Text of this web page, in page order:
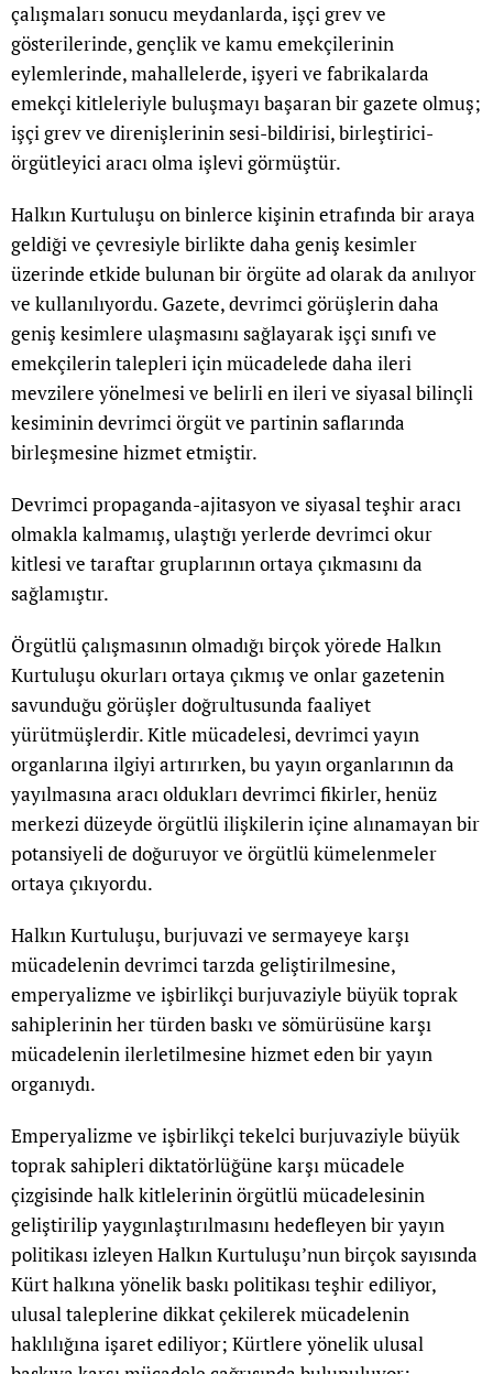
çalışmaları sonucu meydanlarda, işçi grev ve
gösterilerinde, gençlik ve kamu emekçilerinin
eylemlerinde, mahallelerde, işyeri ve fabrikalarda
emekçi kitleleriyle buluşmayı başaran bir gazete olmuş;
işçi grev ve direnişlerinin sesi-bildirisi, birleştirici-
örgütleyici aracı olma işlevi görmüştür.
Halkın Kurtuluşu on binlerce kişinin etrafında bir araya
geldiği ve çevresiyle birlikte daha geniş kesimler
üzerinde etkide bulunan bir örgüte ad olarak da anılıyor
ve kullanılıyordu. Gazete, devrimci görüşlerin daha
geniş kesimlere ulaşmasını sağlayarak işçi sınıfı ve
emekçilerin talepleri için mücadelede daha ileri
mevzilere yönelmesi ve belirli en ileri ve siyasal bilinçli
kesiminin devrimci örgüt ve partinin saflarında
birleşmesine hizmet etmiştir.
Devrimci propaganda-ajitasyon ve siyasal teşhir aracı
olmakla kalmamış, ulaştığı yerlerde devrimci okur
kitlesi ve taraftar gruplarının ortaya çıkmasını da
sağlamıştır.
Örgütlü çalışmasının olmadığı birçok yörede Halkın
Kurtuluşu okurları ortaya çıkmış ve onlar gazetenin
savunduğu görüşler doğrultusunda faaliyet
yürütmüşlerdir. Kitle mücadelesi, devrimci yayın
organlarına ilgiyi artırırken, bu yayın organlarının da
yayılmasına aracı oldukları devrimci fikirler, henüz
merkezi düzeyde örgütlü ilişkilerin içine alınamayan bir
potansiyeli de doğuruyor ve örgütlü kümelenmeler
ortaya çıkıyordu.
Halkın Kurtuluşu, burjuvazi ve sermayeye karşı
mücadelenin devrimci tarzda geliştirilmesine,
emperyalizme ve işbirlikçi burjuvaziyle büyük toprak
sahiplerinin her türden baskı ve sömürüsüne karşı
mücadelenin ilerletilmesine hizmet eden bir yayın
organıydı.
Emperyalizme ve işbirlikçi tekelci burjuvaziyle büyük
toprak sahipleri diktatörlüğüne karşı mücadele
çizgisinde halk kitlelerinin örgütlü mücadelesinin
geliştirilip yaygınlaştırılmasını hedefleyen bir yayın
politikası izleyen Halkın Kurtuluşu’nun birçok sayısında
Kürt halkına yönelik baskı politikası teşhir ediliyor,
ulusal taleplerine dikkat çekilerek mücadelenin
haklılığına işaret ediliyor; Kürtlere yönelik ulusal